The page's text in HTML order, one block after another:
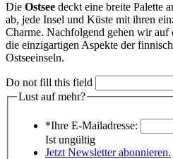
Die Ostsee deckt eine breite Palette
ab, jede Insel und Küste mit ihren
Charme. Nachfolgend gehen wir auf
die einzigartigen Aspekte der
Ostseeinseln.
Do not fill this field
Lust auf mehr?
*Ihre E-Mailadresse:
Ist ungültig
Jetzt Newsletter abonnieren.